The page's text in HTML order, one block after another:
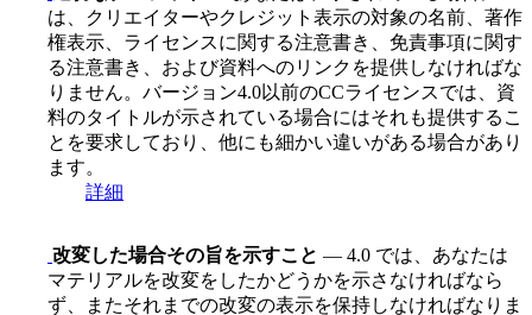
は、クリエイターやクレジット表示の対象の名前、著作
権表示、ライセンスに関する注意書き、免責事項に関す
る注意書き、および資料へのリンクを提供しなければな
りません。バージョン4.0以前のCCライセンスでは、資
料のタイトルが示されている場合にはそれも提供するこ
とを要求しており、他にも細かい違いがある場合があり
ます。
詳細
改変した場合その旨を示すこと — 4.0 では、あなたは
マテリアルを改変をしたかどうかを示さなければなら
ず、またそれまでの改変の表示を保持しなければなりま